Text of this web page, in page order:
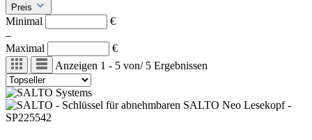
Preis
Minimal
€
–
Maximal
€
Anzeigen 1 - 5 von/5 Ergebnissen